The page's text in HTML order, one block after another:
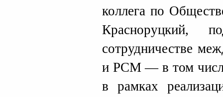
коллега по
Красноруцкий,
сотрудничестве
и РСМ — в том
в рамках